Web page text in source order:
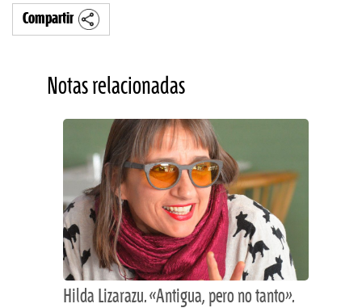
Compartir
Notas relacionadas
Hilda Lizarazu. «Antigua, pero no tanto».